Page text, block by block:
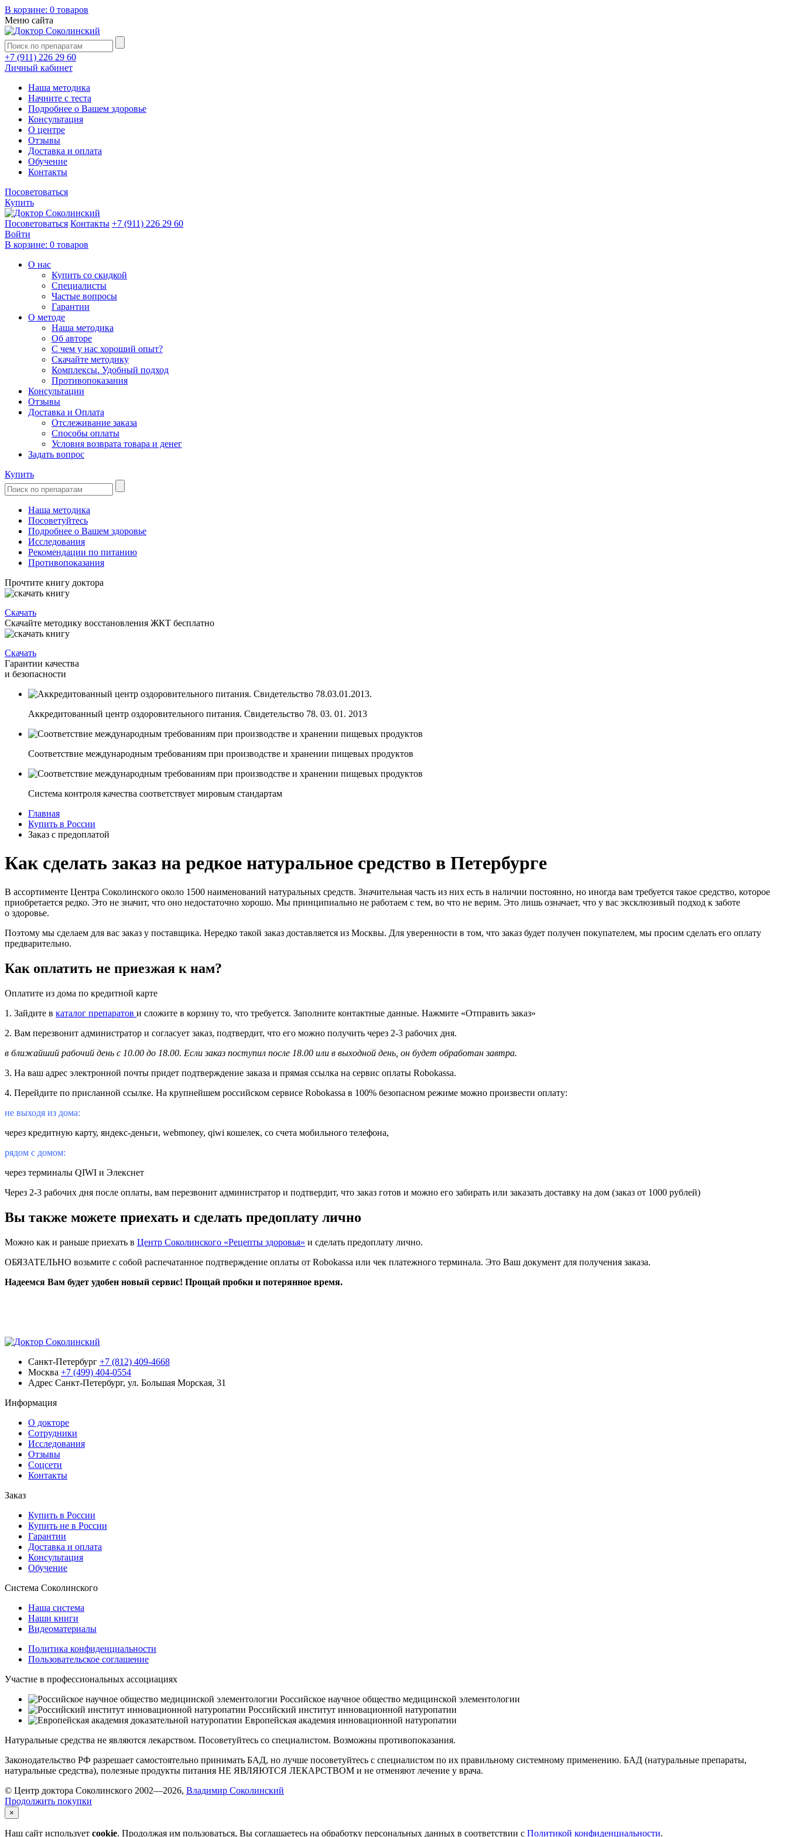
В корзине: 0 товаров
Меню сайта
+7 (911) 226 29 60
Личный кабинет
Наша методика
Начните с теста
Подробнее о Вашем здоровье
Консультация
О центре
Отзывы
Доставка и оплата
Обучение
Контакты
Посоветоваться
Купить
Посоветоваться Контакты +7 (911) 226 29 60
Войти
В корзине: 0 товаров
О нас
Купить со скидкой
Специалисты
Частые вопросы
Гарантии
О методе
Наша методика
Об авторе
С чем у нас хороший опыт?
Скачайте методику
Комплексы. Удобный подход
Противопоказания
Консультации
Отзывы
Доставка и Оплата
Отслеживание заказа
Способы оплаты
Условия возврата товара и денег
Задать вопрос
Купить
Наша методика
Посоветуйтесь
Подробнее о Вашем здоровье
Исследования
Рекомендации по питанию
Противопоказания
Прочтите книгу доктора
Скачать
Скачайте методику восстановления ЖКТ бесплатно
Скачать
Гарантии качества
и безопасности
Аккредитованный центр оздоровительного питания. Свидетельство 78. 03. 01. 2013
Соответствие международным требованиям при производстве и хранении пищевых продуктов
Система контроля качества соответствует мировым стандартам
Главная
Купить в России
Заказ с предоплатой
Как сделать заказ на редкое натуральное средство в Петербурге
В ассортименте Центра Соколинского около 1500 наименований натуральных средств. Значительная часть из них есть в наличии постоянно, но иногда вам требуется такое средство, которое
приобретается редко. Это не значит, что оно недостаточно хорошо. Мы принципиально не работаем с тем, во что не верим. Это лишь означает, что у вас эксклюзивый подход к заботе
о здоровье.
Поэтому мы сделаем для вас заказ у поставщика. Нередко такой заказ доставляется из Москвы. Для уверенности в том, что заказ будет получен покупателем, мы просим сделать его оплату
предварительно.
Как оплатить не приезжая к нам?
Оплатите из дома по кредитной карте
1. Зайдите в каталог препаратов и сложите в корзину то, что требуется. Заполните контактные данные. Нажмите «Отправить заказ»
2. Вам перезвонит администратор и согласует заказ, подтвердит, что его можно получить через 2-3 рабочих дня.
в ближайший рабочий день с 10.00 до 18.00. Если заказ поступил после 18.00 или в выходной день, он будет обработан завтра.
3. На ваш адрес электронной почты придет подтверждение заказа и прямая ссылка на сервис оплаты Robokassa.
4. Перейдите по присланной ссылке. На крупнейшем российском сервисе Robokassa в 100% безопасном режиме можно произвести оплату:
не выходя из дома:
через кредитную карту, яндекс-деньги, webmoney, qiwi кошелек, со счета мобильного телефона,
рядом с домом:
через терминалы QIWI и Элекснет
Через 2-3 рабочих дня после оплаты, вам перезвонит администратор и подтвердит, что заказ готов и можно его забирать или заказать доставку на дом (заказ от 1000 рублей)
Вы также можете приехать и сделать предоплату лично
Можно как и раньше приехать в Центр Соколинского «Рецепты здоровья» и сделать предоплату лично.
ОБЯЗАТЕЛЬНО возьмите с собой распечатанное подтверждение оплаты от Robokassa или чек платежного терминала. Это Ваш документ для получения заказа.
Надеемся Вам будет удобен новый сервис! Прощай пробки и потерянное время.
Санкт-Петербург +7 (812) 409-4668
Москва +7 (499) 404-0554
Адрес Санкт-Петербург, ул. Большая Морская, 31
Информация
О докторе
Сотрудники
Исследования
Отзывы
Соцсети
Контакты
Заказ
Купить в России
Купить не в России
Гарантии
Доставка и оплата
Консультация
Обучение
Система Соколинского
Наша система
Наши книги
Видеоматериалы
Политика конфиденциальности
Пользовательское соглашение
Участие в профессиональных ассоциациях
Российское научное общество медицинской элементологии
Российский институт инновационной натуропатии
Европейская академия инновационной натуропатии
Натуральные средства не являются лекарством. Посоветуйтесь со специалистом. Возможны противопоказания.
Законодательство РФ разрешает самостоятельно принимать БАД, но лучше посоветуйтесь с специалистом по их правильному системному применению. БАД (натуральные препараты,
натуральные средства), полезные продукты питания НЕ ЯВЛЯЮТСЯ ЛЕКАРСТВОМ и не отменяют лечение у врача.
© Центр доктора Соколинского 2002—2026, Владимир Соколинский
Продолжить покупки
×
Наш сайт использует cookie. Продолжая им пользоваться, Вы соглашаетесь на обработку персональных данных в соответствии с Политикой конфиденциальности.